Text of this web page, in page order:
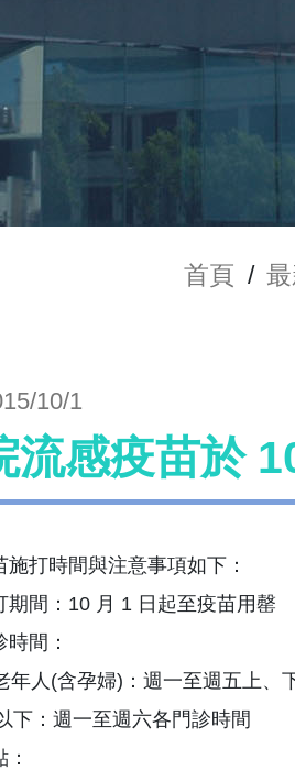
首頁 /
10/1
流感疫苗於
施打時間與注意事項如下：
期間：10 月 1 日起至疫苗用罄
間：
年人(含孕婦)：週一至週五上、
下：週一至週六各門診時間